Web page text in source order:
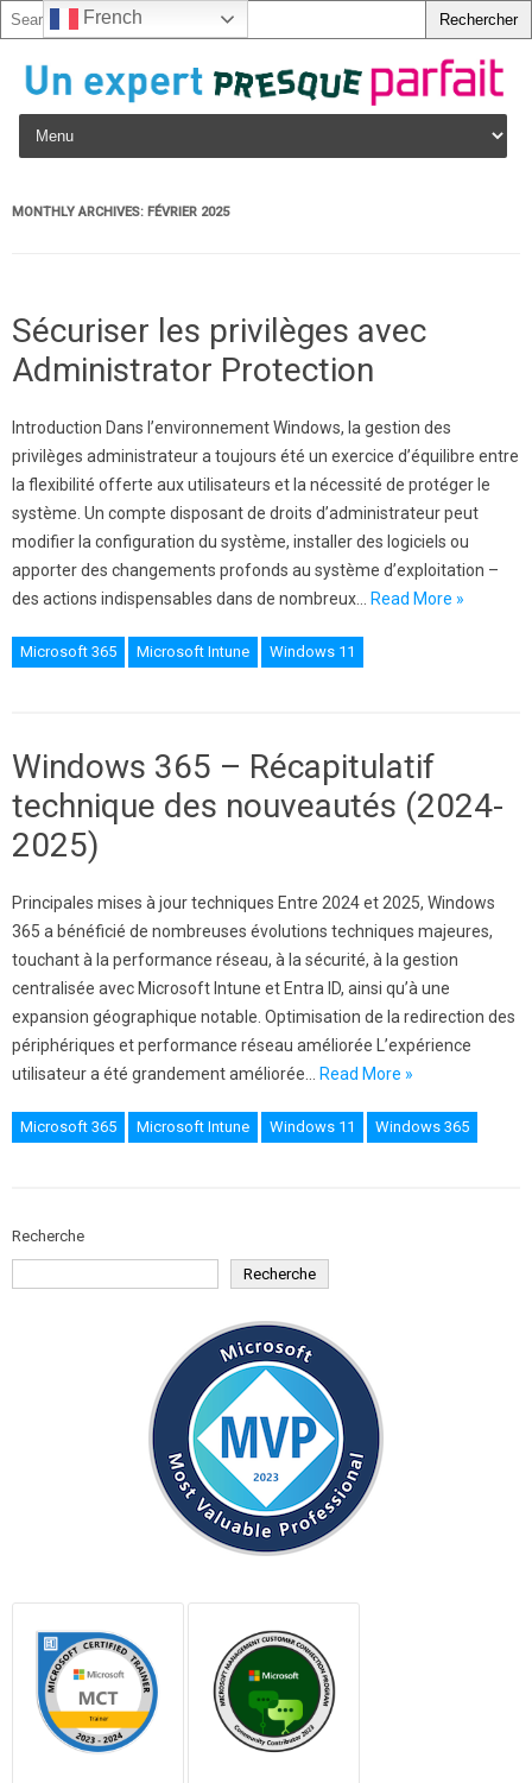
Skip to content
MONTHLY ARCHIVES: FÉVRIER 2025
Sécuriser les privilèges avec
Administrator Protection
Introduction Dans l’environnement Windows, la gestion des
privilèges administrateur a toujours été un exercice d’équilibre entre
la flexibilité offerte aux utilisateurs et la nécessité de protéger le
système. Un compte disposant de droits d’administrateur peut
modifier la configuration du système, installer des logiciels ou
apporter des changements profonds au système d’exploitation –
des actions indispensables dans de nombreux…
Read More »
Microsoft 365 Microsoft Intune Windows 11
Windows 365 – Récapitulatif
technique des nouveautés (2024-
2025)
Principales mises à jour techniques Entre 2024 et 2025, Windows
365 a bénéficié de nombreuses évolutions techniques majeures,
touchant à la performance réseau, à la sécurité, à la gestion
centralisée avec Microsoft Intune et Entra ID, ainsi qu’à une
expansion géographique notable. Optimisation de la redirection des
périphériques et performance réseau améliorée L’expérience
utilisateur a été grandement améliorée…
Read More »
Microsoft 365 Microsoft Intune Windows 11 Windows 365
Recherche
Recherche
French